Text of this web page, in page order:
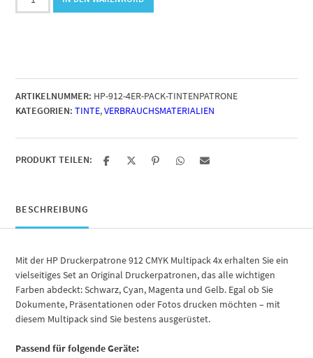
ARTIKELNUMMER: HP-912-4ER-PACK-TINTENPATRONE
KATEGORIEN: TINTE,VERBRAUCHSMATERIALIEN
PRODUKT TEILEN:
BESCHREIBUNG
Mit der HP Druckerpatrone 912 CMYK Multipack 4x erhalten Sie ein
vielseitiges Set an Original Druckerpatronen, das alle wichtigen
Farben abdeckt: Schwarz, Cyan, Magenta und Gelb. Egal ob Sie
Dokumente, Präsentationen oder Fotos drucken möchten – mit
diesem Multipack sind Sie bestens ausgerüstet.
Passend für folgende Geräte: